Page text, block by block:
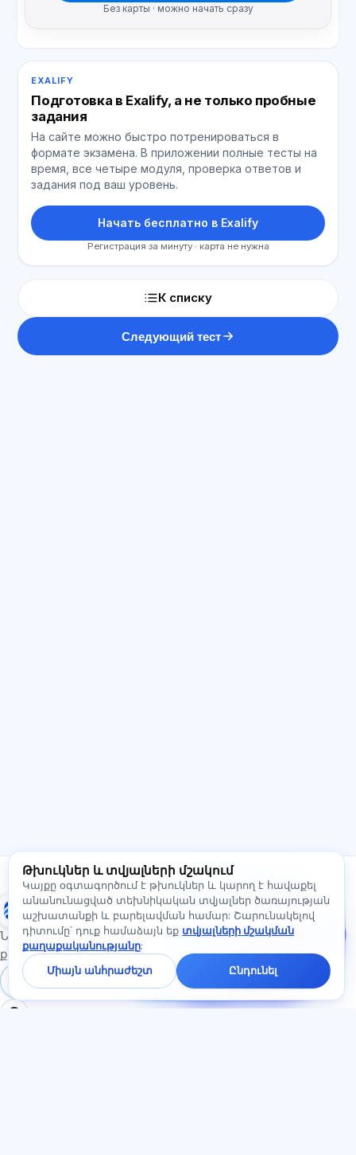
Без карты · можно начать сразу
EXALIFY
Подготовка в Exalify, а не только пробные
задания
На сайте можно быстро потренироваться в
формате экзамена. В приложении полные тесты на
время, все четыре модуля, проверка ответов и
задания под ваш уровень.
Начать бесплатно в Exalify
Регистрация за минуту · карта не нужна
К списку
Следующий тест
Exalify
Նախապատրաստում միջազգային լեզվի
քննություններին
Մուտք գործել
Գրանցում
Գրեք մեզ։
Հարցրեք
սակագների,
քննությունների կամ
սկսելու մասին —
կպատասխանենք
մեկ րոպեի
ընթացքում։
Հարցրեք Exalify-ի մասին…
Թխուկներ և տվյալների մշակում
Կայքը օգտագործում է թխուկներ և կարող է հավաքել
անանունացված տեխնիկական տվյալներ ծառայության
աշխատանքի և բարելավման համար: Շարունակելով
դիտումը՝ դուք համաձայն եք տվյալների մշակման
քաղաքականությանը:
Միայն անհրաժեշտ Ընդունել